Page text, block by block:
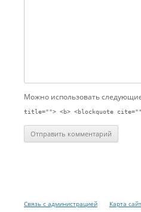
Можно использовать
title=""> <b> <blockquote
Связь с администрацией Карта